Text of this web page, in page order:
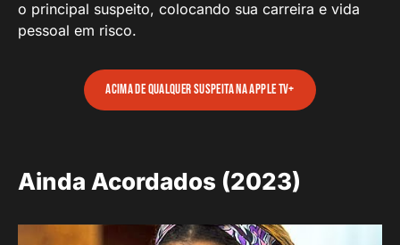
o principal suspeito, colocando sua carreira e vida
pessoal em risco.
Acima de Qualquer Suspeita na Apple TV+
Ainda Acordados (2023)